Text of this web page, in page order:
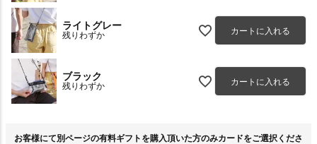
ライトグレー
残りわずか カートに入れる
ブラック
残りわずか カートに入れる
お客様にて別ページの有料ギフトを購入頂いた方のみカードをご選択くださ